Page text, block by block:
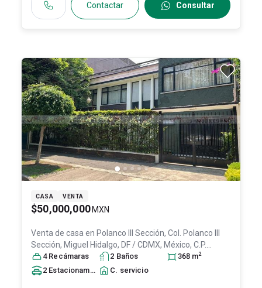
Contactar Consultar
CASA VENTA
$50,000,000 MXN
Venta de casa en Polanco III Sección, Col. Polanco III
Sección, Miguel Hidalgo, DF / CDMX, México, C.P.
11540, ID:31620410
4 Recámaras 2 Baños 368 m2
2 Estacionamiento sC. servicio